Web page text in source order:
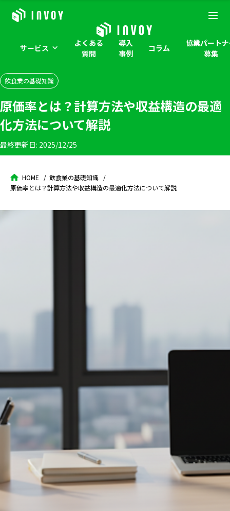
サービス
よくある
質問
導入
事例
コラム
協業パート
募集
飲食業の基礎知識
原価率とは？計算方法や収益構造の最適
化方法について解説
最終更新日: 2025/12/25
HOME
飲食業の基礎知識
原価率とは？計算方法や収益構造の最適化方法について解説